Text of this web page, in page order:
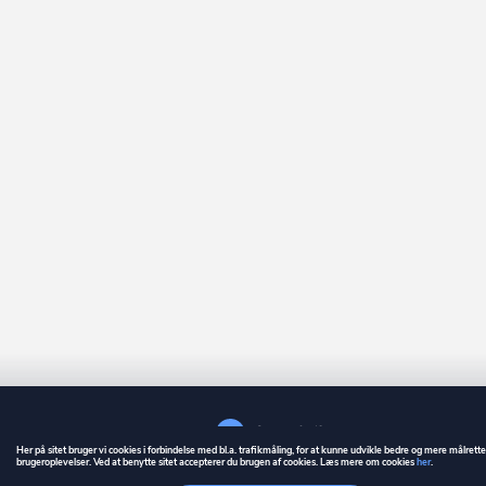
GUIDE BETINGELSER
Her på sitet bruger vi cookies i forbindelse med bl.a. trafikmåling, for at kunne udvikle bedre og mere
brugeroplevelser. Ved at benytte sitet accepterer du brugen af cookies. Læs mere om cookiesher.